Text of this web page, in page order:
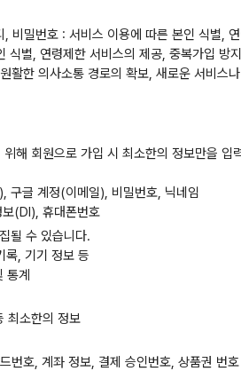
밀번호 : 서비스 이용에 따른 본인 식별,
별, 연령제한 서비스의 제공, 중복가입 방
한 의사소통 경로의 확보, 새로운 서비스
해 회원으로 가입 시 최소한의 정보만을 입
구글 계정(이메일), 비밀번호, 닉네임
(DI), 휴대폰번호
될 수 있습니다.
록, 기기 정보 등
통계
최소한의 정보
호, 계좌 정보, 결제 승인번호, 상품권